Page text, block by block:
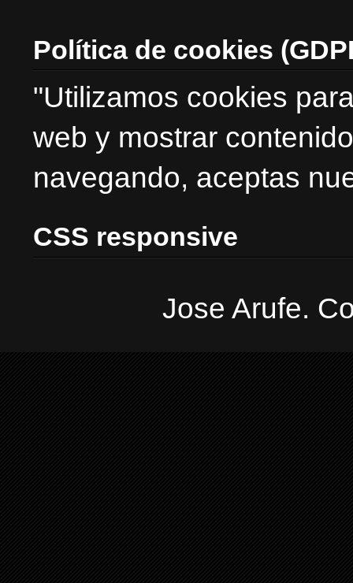
Política de cookies
"Utilizamos cookies
web y mostrar
navegando, aceptas
CSS responsive
Jose Arufe.